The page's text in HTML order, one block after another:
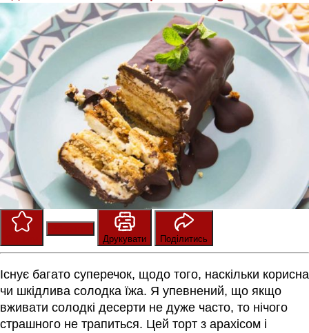
Друкувати
Поділитись
Існує багато суперечок, щодо того, наскільки корисна
чи шкідлива солодка їжа. Я упевнений, що якщо
вживати солодкі десерти не дуже часто, то нічого
страшного не трапиться. Цей торт з арахісом і